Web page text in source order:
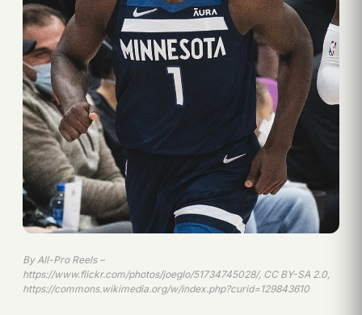
By All-Pro Reels –
https://www.flickr.com/photos/joeglo/51734745028/, CC BY-SA 2.0,
https://commons.wikimedia.org/w/index.php?curid=129843610